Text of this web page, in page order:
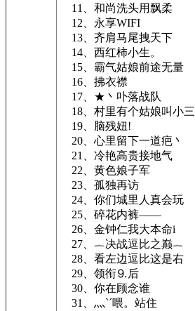
11、和尚洗头用飘柔
12、永享WIFI
13、齐肩马尾拽天下
14、西红柿小生。
15、霸气姑娘前途无量
16、拂衣襟
17、★丶卟落战队
18、村里有个姑娘叫小三
19、脑残妞!
20、心里留下一道疤丶
21、冷艳高贵接地气
22、黄色娘子军
23、孤独再访
24、你们城里人真会玩
25、碎花内裤——
26、金钟仁我大本命i
27、︷决战逗比之巅︷
28、看左边逗比这是右
29、领衔⒐后
30、你在顾念谁
31、灬`ˊ喂。站住